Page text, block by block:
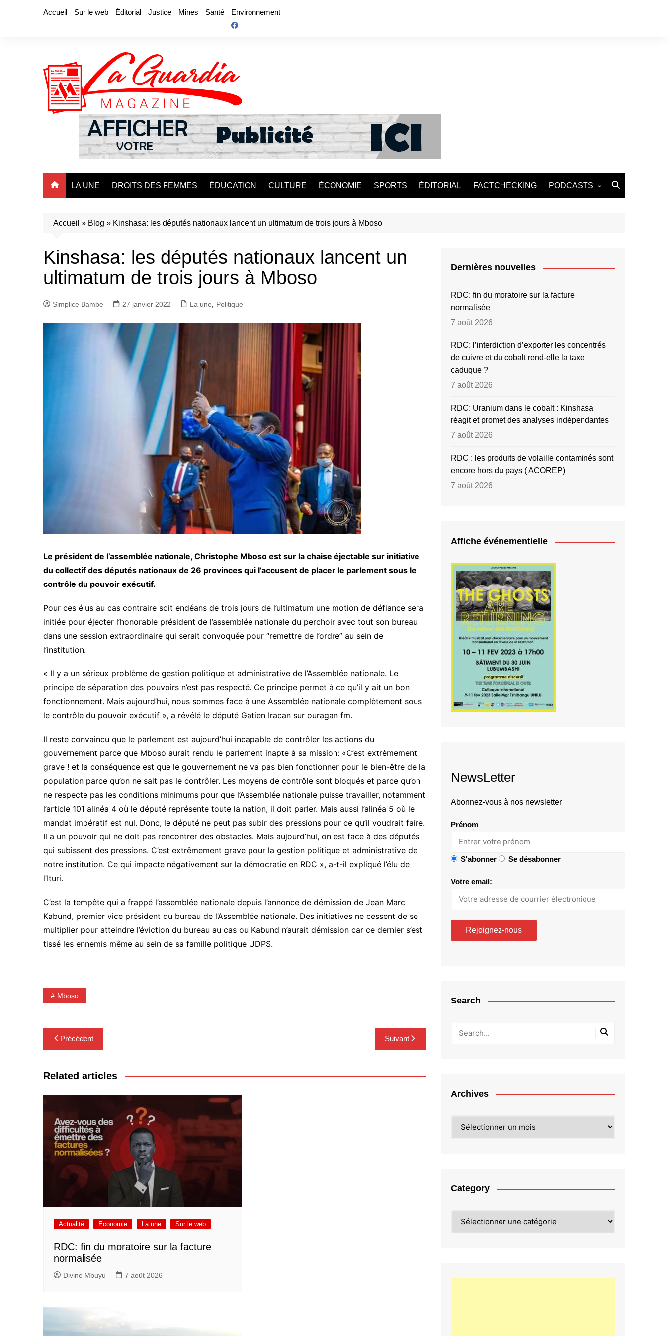
Accueil Sur le web Éditorial Justice Mines Santé Environnement
LA UNE DROITS DES FEMMES ÉDUCATION CULTURE ÉCONOMIE SPORTS ÉDITORIAL FACTCHECKING PODCASTS
Accueil » Blog » Kinshasa: les députés nationaux lancent un ultimatum de trois jours à Mboso
Kinshasa: les députés nationaux lancent un
ultimatum de trois jours à Mboso
Simplice Bambe 27 janvier 2022 La une, Politique
Le président de l’assemblée nationale, Christophe Mboso est sur la chaise éjectable sur initiative
du collectif des députés nationaux de 26 provinces qui l’accusent de placer le parlement sous le
contrôle du pouvoir exécutif.
Pour ces élus au cas contraire soit endéans de trois jours de l’ultimatum une motion de défiance sera
initiée pour éjecter l’honorable président de l’assemblée nationale du perchoir avec tout son bureau
dans une session extraordinaire qui serait convoquée pour “remettre de l’ordre” au sein de
l’institution.
« Il y a un sérieux problème de gestion politique et administrative de l’Assemblée nationale. Le
principe de séparation des pouvoirs n’est pas respecté. Ce principe permet à ce qu’il y ait un bon
fonctionnement. Mais aujourd’hui, nous sommes face à une Assemblée nationale complètement sous
le contrôle du pouvoir exécutif », a révélé le député Gatien Iracan sur ouragan fm.
Il reste convaincu que le parlement est aujourd’hui incapable de contrôler les actions du
gouvernement parce que Mboso aurait rendu le parlement inapte à sa mission: «C’est extrêmement
grave ! et la conséquence est que le gouvernement ne va pas bien fonctionner pour le bien-être de la
population parce qu’on ne sait pas le contrôler. Les moyens de contrôle sont bloqués et parce qu’on
ne respecte pas les conditions minimums pour que l’Assemblée nationale puisse travailler, notamment
l’article 101 alinéa 4 où le député représente toute la nation, il doit parler. Mais aussi l’alinéa 5 où le
mandat impératif est nul. Donc, le député ne peut pas subir des pressions pour ce qu’il voudrait faire.
Il a un pouvoir qui ne doit pas rencontrer des obstacles. Mais aujourd’hui, on est face à des députés
qui subissent des pressions. C’est extrêmement grave pour la gestion politique et administrative de
notre institution. Ce qui impacte négativement sur la démocratie en RDC », a-t-il expliqué l’élu de
l’Ituri.
C’est la tempête qui a frappé l’assemblée nationale depuis l’annonce de démission de Jean Marc
Kabund, premier vice président du bureau de l’Assemblée nationale. Des initiatives ne cessent de se
multiplier pour atteindre l’éviction du bureau au cas ou Kabund n’aurait démission car ce dernier s’est
tissé les ennemis même au sein de sa famille politique UDPS.
Mboso
Navigation
de
l’article
Précédent Suivant
Related articles
Actualité Economie La une Sur le web
RDC: fin du moratoire sur la facture
normalisée
Divine Mbuyu 7 août 2026
Dernières nouvelles
RDC: fin du moratoire sur la facture
normalisée
7 août 2026
RDC: l’interdiction d’exporter les concentrés
de cuivre et du cobalt rend-elle la taxe
caduque ?
7 août 2026
RDC: Uranium dans le cobalt : Kinshasa
réagit et promet des analyses indépendantes
7 août 2026
RDC : les produits de volaille contaminés sont
encore hors du pays ( ACOREP)
7 août 2026
Affiche événementielle
NewsLetter
Abonnez-vous à nos newsletter
Prénom
S'abonner Se désabonner
Votre email:
Search
Archives
Category